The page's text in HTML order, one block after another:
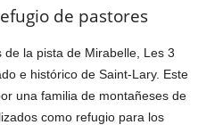
de pastores
la pista de Mirabelle, Les 3
e histórico de Saint-Lary. Este
una familia de montañeses de
como refugio para los